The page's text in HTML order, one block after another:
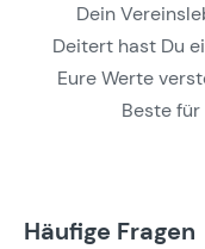
Dein
Deitert hast Du
Eure Werte
Beste für
Häufige Fragen